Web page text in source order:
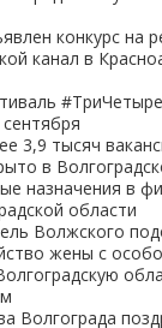
конкурс на
канал в
3,9 тысяч
в
назначения в
области
Волжского
жены с
Волгограда